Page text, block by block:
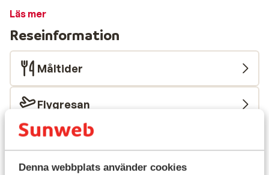
Denna webbplats använder cookies
ner här. Härifrån kan du enkelt utforska medinan. Läget
basen för att utforska Marocko ytterligare genom
deras utbud av utflykter. Pool Koppla av vid poolen och
njut av uppfriskande dopp. På ditt hotell kan du också
besöka ett traditionellt marockanskt hamam, där
ångbadet renar och mjukar upp huden. Den
avslappnande miljön, med dämpad belysning och
doften av eteriska oljor, skapar den perfekta
atmosfären för en stunds avkoppling och
återhämtning. Mat & dryck Starta din dag i lugn och ro
med en god frukost i hotellets trevliga restaurang. Les
Läs mer
Reseinformation
Måltider
Flygresan
Vad våra gäster tycker
Det här är 100 % äkta kundrecensioner som verkligen
speglar deras upplevelser av vår produkt.